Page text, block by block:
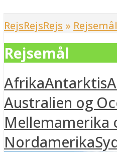
RejsRejsRejs » Rejsemål
Rejsemål
AfrikaAntarktis
Australien og
Mellemamerika
Nordamerika